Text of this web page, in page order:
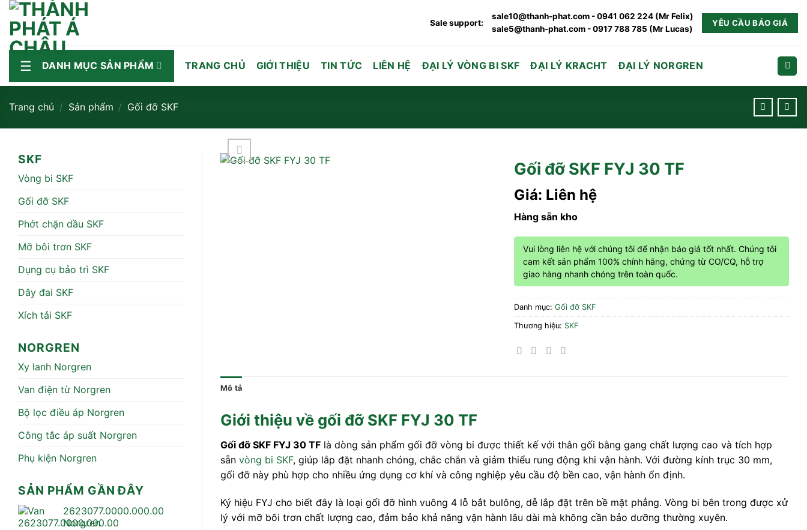
Bỏ
qua
nội
dung
Sale support:
sale10@thanh-phat.com - 0941 062 224 (Mr Felix)
sale5@thanh-phat.com - 0917 788 785 (Mr Lucas)
YÊU CẦU BÁO GIÁ
DANH MỤC SẢN PHẨM TRANG CHỦ GIỚI THIỆU TIN TỨC LIÊN HỆ ĐẠI LÝ VÒNG BI SKF ĐẠI LÝ KRACHT ĐẠI LÝ NORGREN
Trang chủ / Sản phẩm / Gối đỡ SKF
SKF
Vòng bi SKF
Gối đỡ SKF
Phớt chặn dầu SKF
Mỡ bôi trơn SKF
Dụng cụ bảo trì SKF
Dây đai SKF
Xích tải SKF
NORGREN
Xy lanh Norgren
Van điện từ Norgren
Bộ lọc điều áp Norgren
Công tắc áp suất Norgren
Phụ kiện Norgren
SẢN PHẨM GẦN ĐÂY
2623077.0000.000.00
Norgren
Gối đỡ SKF FYJ 30 TF
Giá: Liên hệ
Hàng sẵn kho
Vui lòng liên hệ với chúng tôi để nhận báo giá tốt nhất. Chúng tôi
cam kết sản phẩm 100% chính hãng, chứng từ CO/CQ, hỗ trợ
giao hàng nhanh chóng trên toàn quốc.
Danh mục: Gối đỡ SKF
Thương hiệu: SKF
Mô tả
Giới thiệu về gối đỡ SKF FYJ 30 TF
Gối đỡ SKF FYJ 30 TF là dòng sản phẩm gối đỡ vòng bi được thiết kế với thân gối bằng gang chất lượng cao và tích hợp
sẵn vòng bi SKF, giúp lắp đặt nhanh chóng, chắc chắn và giảm thiểu rung động khi vận hành. Với đường kính trục 30 mm,
gối đỡ này phù hợp cho nhiều ứng dụng cơ khí và công nghiệp yêu cầu độ bền cao, vận hành ổn định.
Ký hiệu FYJ cho biết đây là loại gối đỡ hình vuông 4 lỗ bắt bulông, dễ lắp đặt trên bề mặt phẳng. Vòng bi bên trong được xử
lý với mỡ bôi trơn chất lượng cao, đảm bảo khả năng vận hành lâu dài mà không cần bảo dưỡng thường xuyên.